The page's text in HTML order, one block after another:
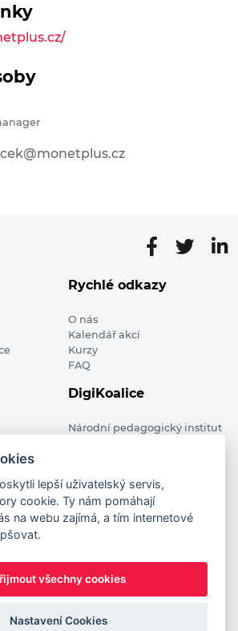
Rychlé odkazy
O nás
Kalendář akcí
Kurzy
FAQ
DigiKoalice
Národní pedagogický institut
2021. All rights reserved
do administrace
received funding from the European
and Networks Executive Agency (now
European Commission is not responsible
lepší uživatelský servis,
cookie. Ty nám pomáhají
na webu zajímá, a tím internetové
všechny cookies
Nastavení Cookies